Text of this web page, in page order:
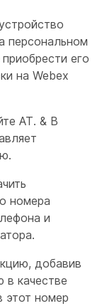
персональном
его
на Webex
AT. & В
номера
и
добавив
качестве
этот номер